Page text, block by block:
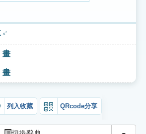
ㄦˇ
畫
畫
列入收藏 QRcode分享